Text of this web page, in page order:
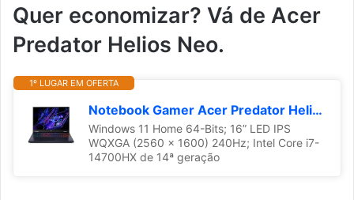
Quer economizar? Vá de Acer
Predator Helios Neo.
1º LUGAR EM OFERTA
Notebook Gamer Acer Predator Helios Neo PHN16-72-75TX Intel® Core™ i7-14700HX de 14ªG 32GB RAM 512GB SSD RTX4070 W11 Home 16”
Windows 11 Home 64-Bits; 16” LED IPS
WQXGA (2560 x 1600) 240Hz; Intel Core i7-
14700HX de 14ª geração